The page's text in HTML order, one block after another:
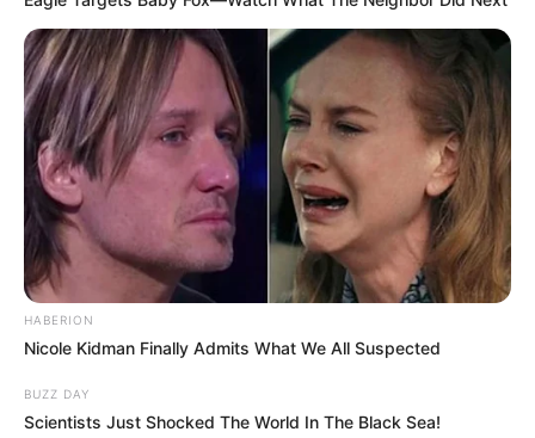
HABERION
Nicole Kidman Finally Admits What We All Suspected
BUZZ DAY
Scientists Just Shocked The World In The Black Sea!